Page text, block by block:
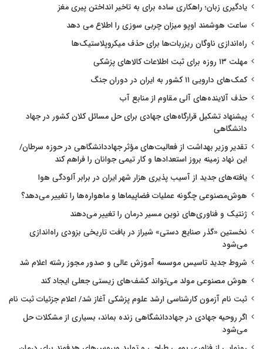
یادگیری زبان؛ راهکاری ساده برای به تاخیر انداختن پیری مغز
ساعت هوشمند اوپو میزان چربی سوزی را اطلاع می دهد
راه‌اندازی ناوگان ریزربات‌ها برای حذف میکروپلاستیک‌ها
مهلت ۱۳ روزه برای ثبت اطلاعات کالاهای پزشکی
کمک‌های دارویی ۱۱ کشور به ایران در دوران جنگ
حذف آلاینده‌های آلی مقاوم از منابع آب
پیشنهاد تشکیل قرارگاه‌های جهادی برای حل مسائل کلان کشور در جهاد
دانشگاهی
تقدیر وزیر بهداشت از فعالیت‌های مؤثر جهاددانشگاهی در حوزه سرطان/
این نهاد زمینه بروز استعدادها و کار تیمی جوانان را فراهم کند
یافته‌های جدید از آسیب پذیری هزار شهر ایران در برابر آلودگی هوا
هوش‌مصنوعی چگونه عملیات فضاپیماها و ماهواره‌ها را تغییر می‌دهد؟
ژنتیک و فناوری‌های نوین مسیر درمان را تغییر می‌دهند
نخستین «گذر صنایع دستی» شیراز در بافت تاریخی بزودی راه‌اندازی
می‌شود
شروط جدید تاسیس موسسه آموزش عالی و صدور مجوز رشته اعلام شد
هوش مصنوعی مولد می‌تواند کشف‌های زیستی جعلی ایجاد کند
ثبت نام آزمون کارشناسی ارشد علوم پزشکی آغاز شد/ اعلام جزئیات ثبت نام
اگر روحیه جهادی در جهاددانشگاهی زنده بماند، بسیاری از مشکلات حل
می‌شود